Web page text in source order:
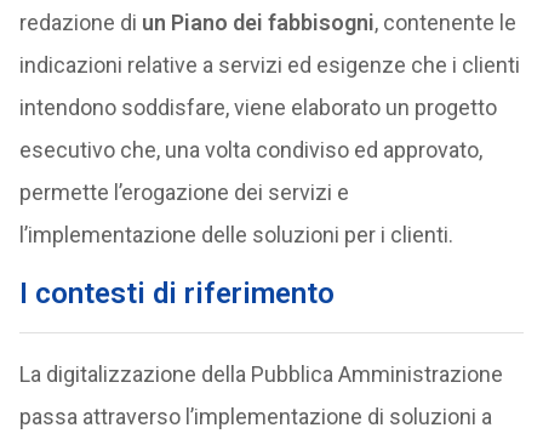
redazione di un Piano dei fabbisogni, contenente le
indicazioni relative a servizi ed esigenze che i clienti
intendono soddisfare, viene elaborato un progetto
esecutivo che, una volta condiviso ed approvato,
permette l’erogazione dei servizi e
l’implementazione delle soluzioni per i clienti.
I contesti di riferimento
La digitalizzazione della Pubblica Amministrazione
passa attraverso l’implementazione di soluzioni a